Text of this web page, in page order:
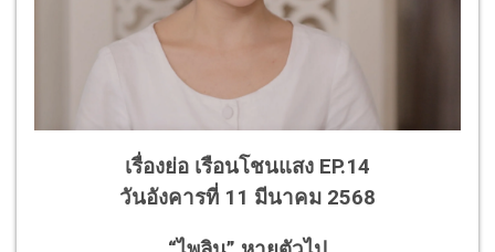
เรื่องย่อ เรือนโชนแสง EP.14
วันอังคารที่ 11 มีนาคม 2568